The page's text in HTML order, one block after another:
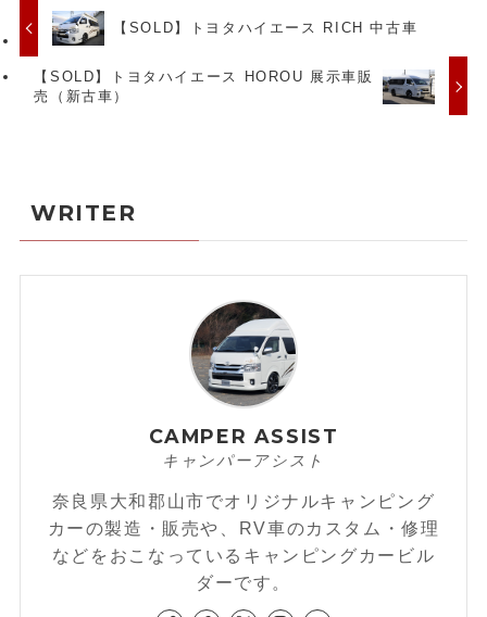
【SOLD】トヨタハイエース RICH 中古車
【SOLD】トヨタハイエース HOROU 展示車販
売（新古車）
WRITER
CAMPER ASSIST
キャンパーアシスト
奈良県大和郡山市でオリジナルキャンピング
カーの製造・販売や、RV車のカスタム・修理
などをおこなっているキャンピングカービル
ダーです。